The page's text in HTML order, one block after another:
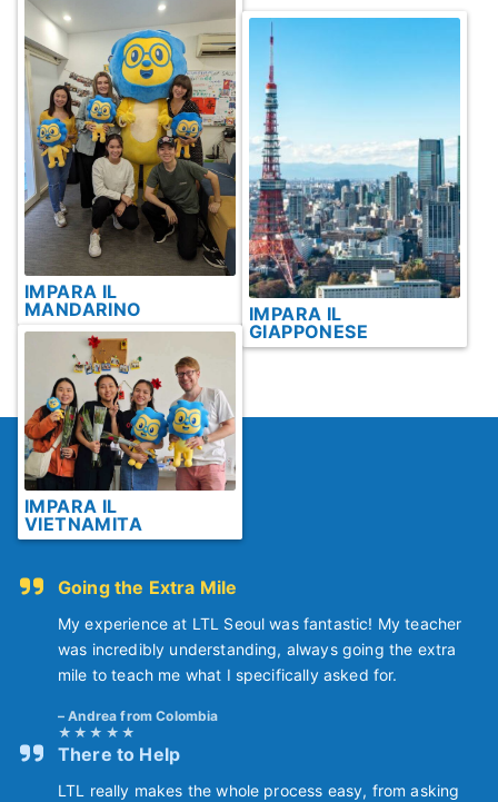
IMPARA IL
MANDARINO
IMPARA IL
GIAPPONESE
IMPARA IL
VIETNAMITA
Going the Extra Mile
My experience at LTL Seoul was fantastic! My teacher
was incredibly understanding, always going the extra
mile to teach me what I specifically asked for.
Andrea from Colombia
There to Help
LTL really makes the whole process easy, from asking